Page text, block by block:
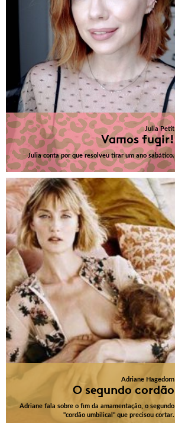
Julia Petit
Vamos fugir!
Julia conta por que resolveu tirar um ano sabático.
Adriane Hagedorn
O segundo cordão
Adriane fala sobre o fim da amamentação, o segundo
"cordão umbilical" que precisou cortar.